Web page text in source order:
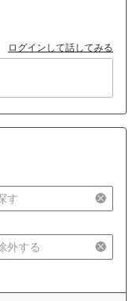
ログインして話してみる